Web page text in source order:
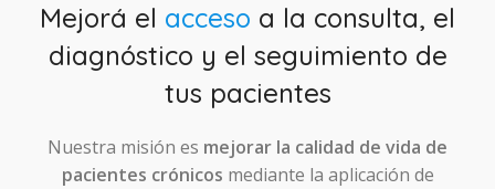
Mejorá el acceso a la consulta, el
diagnóstico y el seguimiento de
tus pacientes
Nuestra misión es mejorar la calidad de vida de
pacientes crónicos mediante la aplicación de